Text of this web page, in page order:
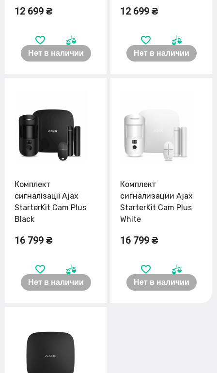
12 699 ₴
Нет в наличии
12 699 ₴
Нет в наличии
Комплект
сигналізації Ajax
StarterKit Cam Plus
Black
16 799 ₴
Нет в наличии
Комплект
сигнализации Ajax
StarterKit Cam Plus
White
16 799 ₴
Нет в наличии